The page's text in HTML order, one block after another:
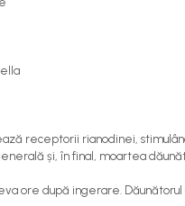
receptorii rianodinei,
și, în final, moartea
ore după ingerare.